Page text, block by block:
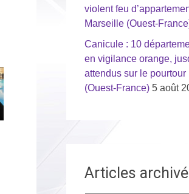
violent feu
Marseille (Ouest-
Canicule : 10
en vigilance orange,
attendus sur le pourtour
(Ouest-France) 5 août
Articles